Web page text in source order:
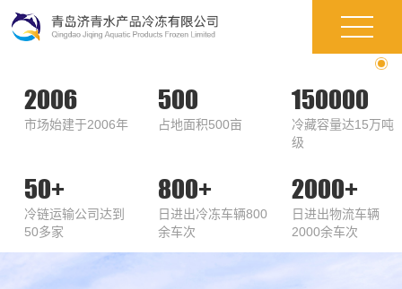
2006
市场始建于2006年
500
占地面积500亩
150000
冷藏容量达15万吨
级
50+
冷链运输公司达到
50多家
800+
日进出冷冻车辆800
余车次
2000+
日进出物流车辆
2000余车次